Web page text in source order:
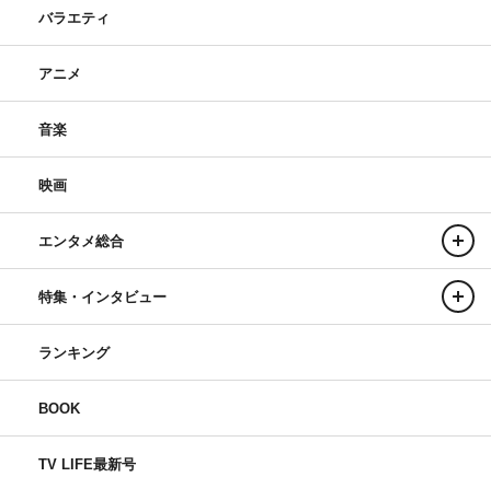
バラエティ
アニメ
音楽
映画
エンタメ総合
特集・インタビュー
ランキング
BOOK
TV LIFE最新号